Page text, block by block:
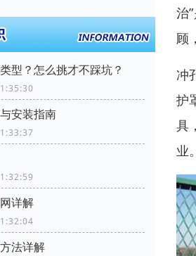
型？怎么挑才不踩坑？
安装指南
详解
法详解
治
顾
冲
护
具
业